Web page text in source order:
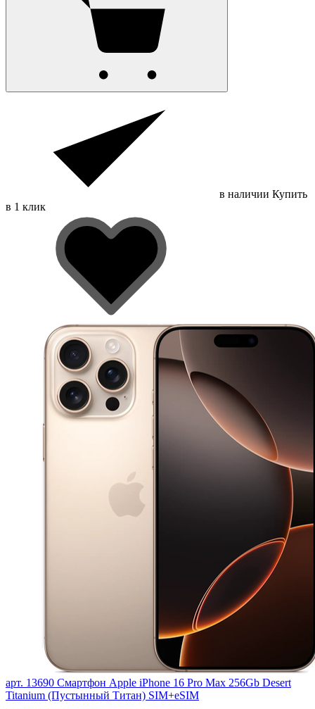
в наличии Купить
в 1 клик
арт. 13690 Смартфон Apple iPhone 16 Pro Max 256Gb Desert
Titanium (Пустынный Титан) SIM+eSIM